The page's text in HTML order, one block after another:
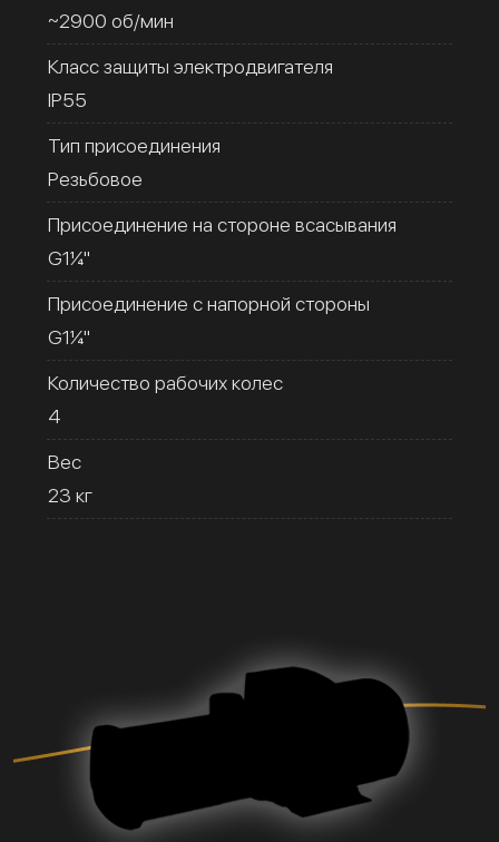
~2900 об/мин
Класс защиты электродвигателя
IP55
Тип присоединения
Резьбовое
Присоединение на стороне всасывания
G1¼''
Присоединение с напорной стороны
G1¼''
Количество рабочих колес
4
Вес
23 кг